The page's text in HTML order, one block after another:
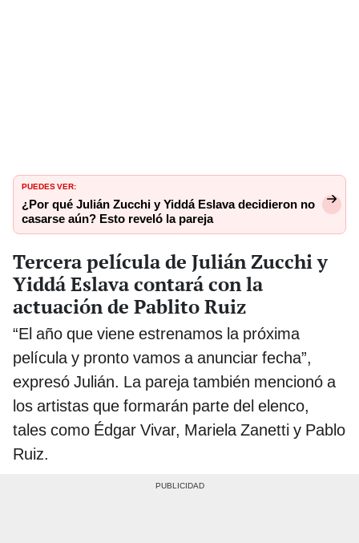
PUEDES VER:
¿Por qué Julián Zucchi y Yiddá Eslava decidieron no
casarse aún? Esto reveló la pareja
Tercera película de Julián Zucchi y
Yiddá Eslava contará con la
actuación de Pablito Ruiz
“El año que viene estrenamos la próxima
película y pronto vamos a anunciar fecha”,
expresó Julián. La pareja también mencionó a
los artistas que formarán parte del elenco,
tales como Édgar Vivar, Mariela Zanetti y Pablo
Ruiz.